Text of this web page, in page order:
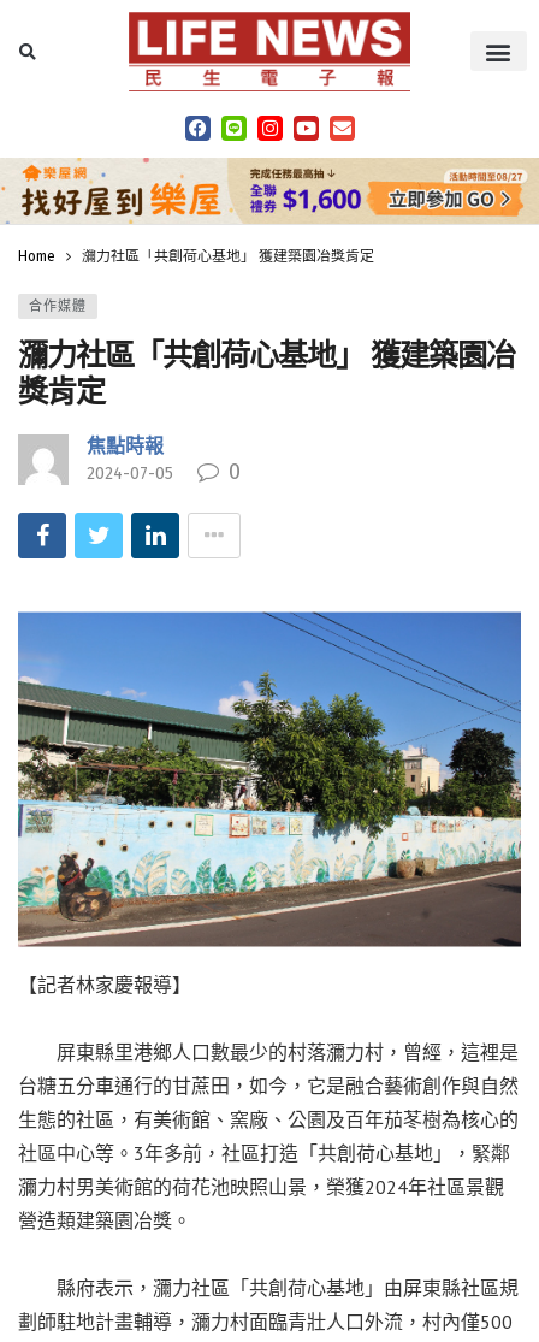
Home 瀰力社區「共創荷心基地」 獲建築園冶獎肯定
合作媒體
瀰力社區「共創荷心基地」 獲建築園冶
獎肯定
焦點時報
2024-07-05 0
【記者林家慶報導】
屏東縣里港鄉人口數最少的村落瀰力村，曾經，這裡是
台糖五分車通行的甘蔗田，如今，它是融合藝術創作與自然
生態的社區，有美術館、窯廠、公園及百年茄苳樹為核心的
社區中心等。3年多前，社區打造「共創荷心基地」，緊鄰
瀰力村男美術館的荷花池映照山景，榮獲2024年社區景觀
營造類建築園冶獎。
縣府表示，瀰力社區「共創荷心基地」由屏東縣社區規
劃師駐地計畫輔導，瀰力村面臨青壯人口外流，村內僅500